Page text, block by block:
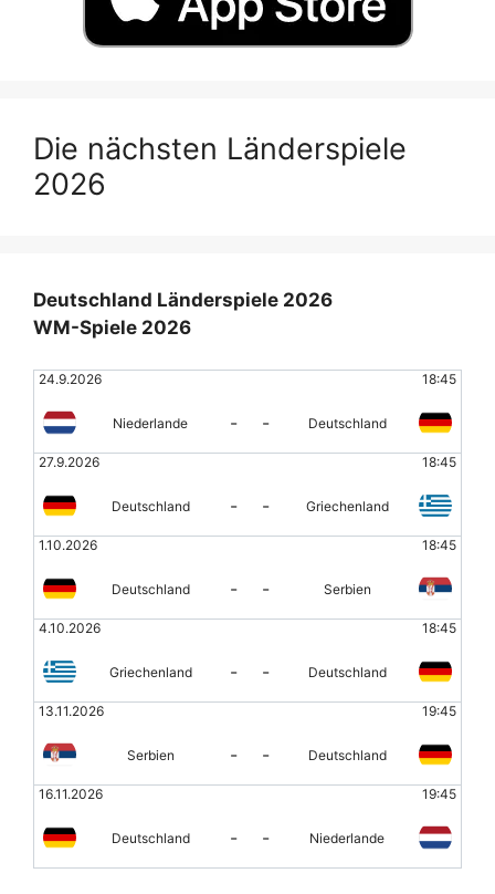
Die nächsten Länderspiele
2026
Deutschland Länderspiele 2026
WM-Spiele 2026
24.9.2026 18:45
Niederlande - - Deutschland
27.9.2026 18:45
Deutschland - - Griechenland
1.10.2026 18:45
Deutschland - - Serbien
4.10.2026 18:45
Griechenland - - Deutschland
13.11.2026 19:45
Serbien - - Deutschland
16.11.2026 19:45
Deutschland - - Niederlande